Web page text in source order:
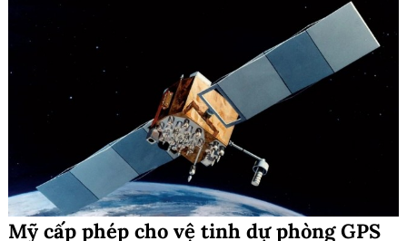
Mỹ cấp phép cho vệ tinh dự phòng GPS